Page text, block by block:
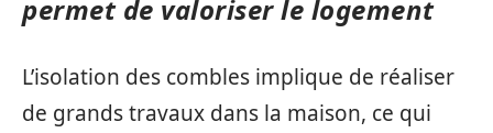
permet de valoriser le logement
L’isolation des combles implique de réaliser
de grands travaux dans la maison, ce qui